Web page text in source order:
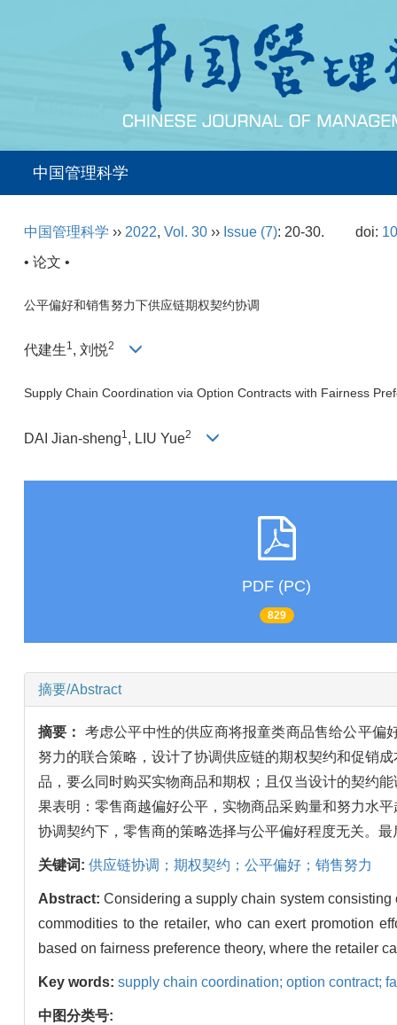
中国管理科学
中国管理科学 ›› 2022, Vol. 30 ›› Issue (7): 20-30. doi:
• 论文 •
公平偏好和销售努力下供应链期权契约协调
代建生1, 刘悦2
Supply Chain Coordination via Option Contracts with Fairness
DAI Jian-sheng1 , LIU Yue2
PDF (PC)
829
摘要/Abstract
摘要： 考虑公平中性的供应商将报童类商品售给公平偏
努力的联合策略，设计了协调供应链的期权契约和促销
品，要么同时购买实物商品和期权；且仅当设计的契约
果表明：零售商越偏好公平，实物商品采购量和努力水
协调契约下，零售商的策略选择与公平偏好程度无关。
关键词: 供应链协调；期权契约；公平偏好；销售努力
Abstract:Considering a supply chain system
commodities to the retailer, who can exert promotion
based on fairness preference theory, where the retailer
Key words: supply chain coordination; option contract;
中图分类号: